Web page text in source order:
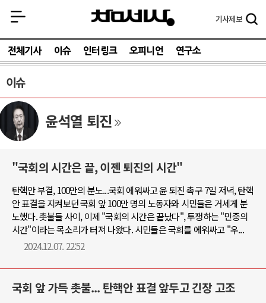
기사제보
전체기사 이슈 인터링크 오피니언 연구소
이슈
윤석열 퇴진
"국회의 시간은 끝, 이젠 퇴진의 시간"
탄핵안 부결, 100만의 분노...국회 에워싸고 윤 퇴진 촉구 7일 저녁, 탄핵
안 표결을 지켜보던 국회 앞 100만 명의 노동자와 시민들은 거세게 분
노했다. 촛불들 사이, 이제 "국회의 시간은 끝났다", 투쟁하는 "민중의
시간"이라는 목소리가 터져 나왔다. 시민들은 국회를 에워싸고 "우...
2024.12.07. 22:52
국회 앞 가득 촛불... 탄핵안 표결 앞두고 긴장 고조